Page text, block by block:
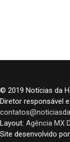
© 2019 Notícias da
Diretor responsável
Layout: Agência MX
Site desenvolvido